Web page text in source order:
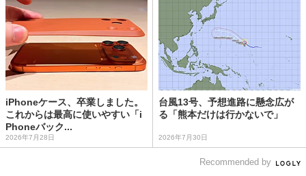
iPhoneケース、卒業しました。
これからは最高に使いやすい「i
Phoneバック...
2026年7月28日
台風13号、予想進路に懸念広が
る「熊本だけは行かないで」
2026年7月30日
Recommended by